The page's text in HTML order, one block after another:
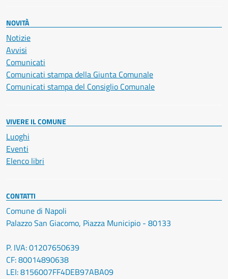
NOVITÀ
Notizie
Avvisi
Comunicati
Comunicati stampa della Giunta Comunale
Comunicati stampa del Consiglio Comunale
VIVERE IL COMUNE
Luoghi
Eventi
Elenco libri
CONTATTI
Comune di Napoli
Palazzo San Giacomo, Piazza Municipio - 80133
P. IVA: 01207650639
CF: 80014890638
LEI: 8156007FF4DEB97ABA09